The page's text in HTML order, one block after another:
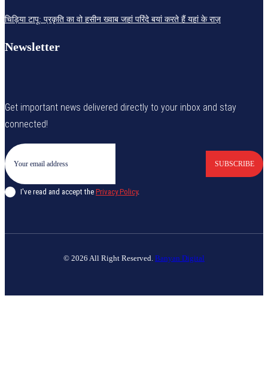
चिड़िया टापू: प्रकृति का वो हसीन ख्वाब जहां परिंदे बयां करते हैं यहां के राज़
Newsletter
Get important news delivered directly to your inbox and stay
connected!
SUBSCRIBE
I've read and accept the Privacy Policy.
© 2026 All Right Reserved. Banyan Digital